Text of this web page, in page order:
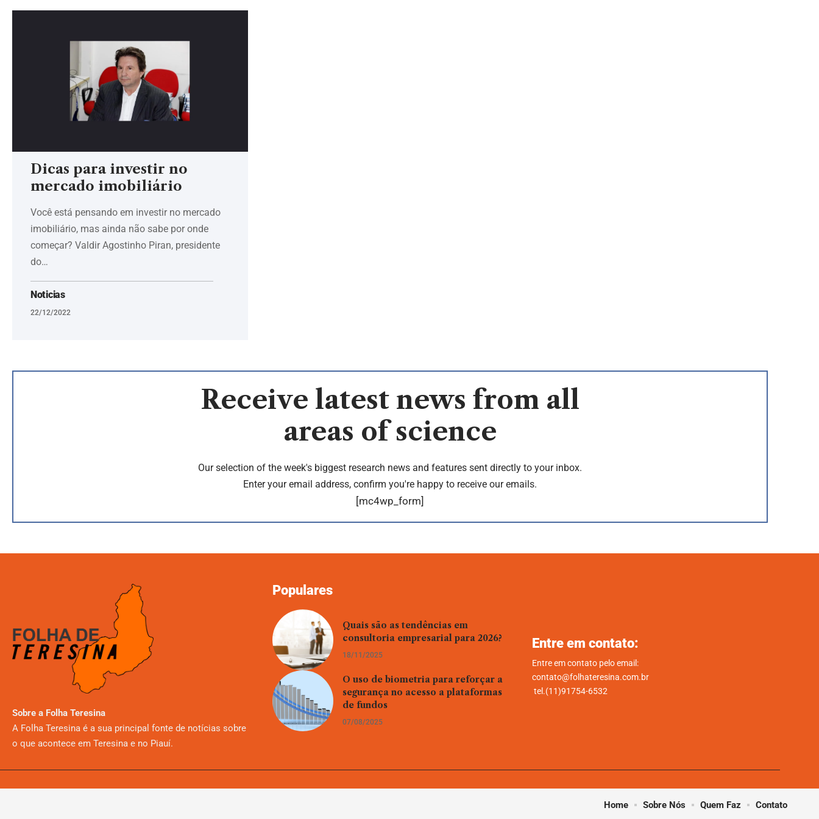
Dicas para investir no
mercado imobiliário
Você está pensando em investir no mercado
imobiliário, mas ainda não sabe por onde
começar? Valdir Agostinho Piran, presidente
do…
Noticias
22/12/2022
Receive latest news from all
areas of science
Our selection of the week's biggest research news and features sent directly to your inbox.
Enter your email address, confirm you're happy to receive our emails.
[mc4wp_form]
Sobre a Folha Teresina
A Folha Teresina é a sua principal fonte de notícias sobre
o que acontece em Teresina e no Piauí.
Populares
Quais são as tendências em
consultoria empresarial para 2026?
18/11/2025
O uso de biometria para reforçar a
segurança no acesso a plataformas
de fundos
07/08/2025
Entre em contato:
Entre em contato pelo email:
contato@folhateresina.com.br
tel.(11)91754-6532
Home Sobre Nós Quem Faz Contato